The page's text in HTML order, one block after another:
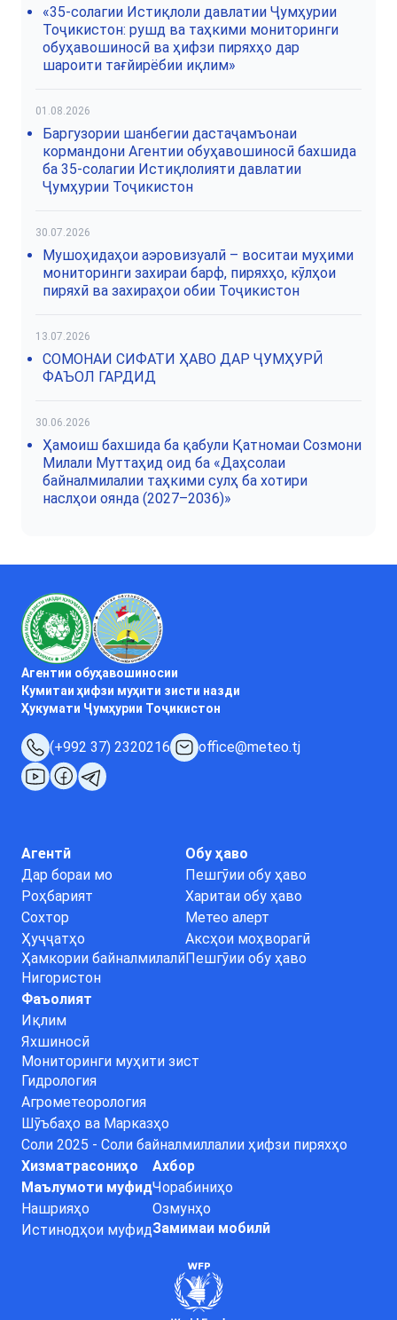
«35-солагии Истиқлоли давлатии Ҷумҳурии
Тоҷикистон: рушд ва таҳкими мониторинги
обуҳавошиносӣ ва ҳифзи пиряхҳо дар
шароити тағйирёбии иқлим»
01.08.2026
Баргузории шанбегии дастаҷамъонаи
кормандони Агентии обуҳавошиносӣ бахшида
ба 35-солагии Истиқлолияти давлатии
Ҷумҳурии Тоҷикистон
30.07.2026
Мушоҳидаҳои аэровизуалӣ – воситаи муҳими
мониторинги захираи барф, пиряхҳо, кӯлҳои
пиряхӣ ва захираҳои обии Тоҷикистон
13.07.2026
СОМОНАИ СИФАТИ ҲАВО ДАР ҶУМҲУРӢ
ФАЪОЛ ГАРДИД
30.06.2026
Ҳамоиш бахшида ба қабули Қатномаи Созмони
Милали Муттаҳид оид ба «Даҳсолаи
байналмилалии таҳкими сулҳ ба хотири
наслҳои оянда (2027–2036)»
Агентии обуҳавошиносии
Кумитаи ҳифзи муҳити зисти назди
Ҳукумати Ҷумҳурии Тоҷикистон
(+992 37) 2320216 office@meteo.tj
Агентӣ
Дар бораи мо
Роҳбарият
Сохтор
Ҳуҷҷатҳо
Ҳамкории байналмилалӣ
Нигористон
Обу ҳаво
Пешгӯии обу ҳаво
Харитаи обу ҳаво
Метео алерт
Аксҳои моҳворагӣ
Пешгӯии обу ҳаво
Фаъолият
Иқлим
Яхшиносӣ
Мониторинги муҳити зист
Гидрология
Агрометеорология
Шӯъбаҳо ва Марказҳо
Соли 2025 - Соли байналмиллалии ҳифзи пиряхҳо
Хизматрасониҳо
Маълумоти муфид
Нашрияҳо
Истинодҳои муфид
Ахбор
Чорабиниҳо
Озмунҳо
Замимаи мобилӣ